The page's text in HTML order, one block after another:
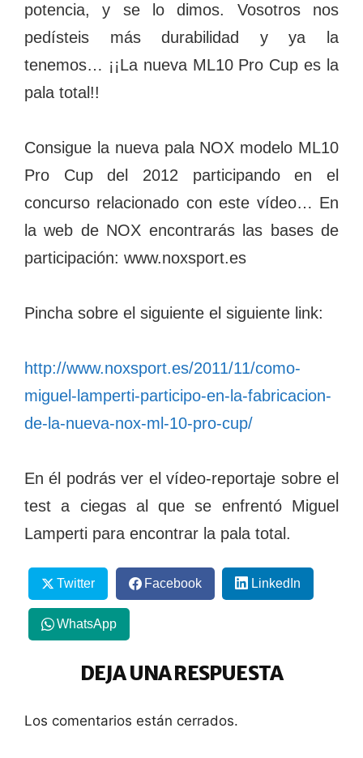
potencia, y se lo dimos. Vosotros nos
pedísteis más durabilidad y ya la
tenemos… ¡¡La nueva ML10 Pro Cup es la
pala total!!
Consigue la nueva pala NOX modelo ML10
Pro Cup del 2012 participando en el
concurso relacionado con este vídeo… En
la web de NOX encontrarás las bases de
participación: www.noxsport.es
Pincha sobre el siguiente el siguiente link:
http://www.noxsport.es/2011/11/como-
miguel-lamperti-participo-en-la-fabricacion-
de-la-nueva-nox-ml-10-pro-cup/
En él podrás ver el vídeo-reportaje sobre el
test a ciegas al que se enfrentó Miguel
Lamperti para encontrar la pala total.
Twitter Facebook LinkedIn
WhatsApp
DEJA UNA RESPUESTA
Los comentarios están cerrados.